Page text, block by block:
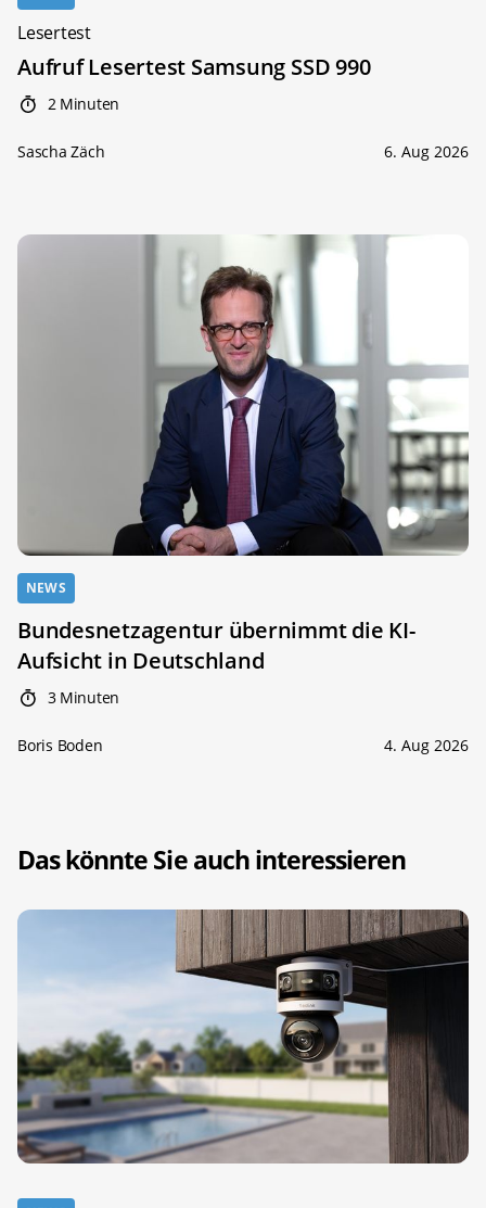
Lesertest
Aufruf Lesertest Samsung SSD 990
2 Minuten
Sascha Zäch 6. Aug 2026
NEWS
Bundesnetzagentur übernimmt die KI-
Aufsicht in Deutschland
3 Minuten
Boris Boden 4. Aug 2026
Das könnte Sie auch interessieren